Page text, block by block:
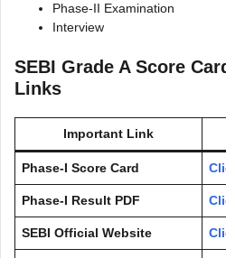
Phase-II Examination
Interview
SEBI Grade A Score
Links
Important Link
Phase-I Score Card
Phase-I Result PDF
SEBI Official Website